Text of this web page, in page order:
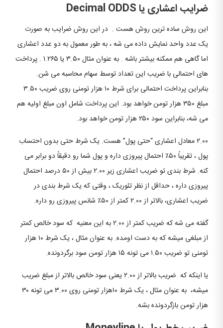
ضرایب اعشاری یا Decimal ODDS
این روش ساده ترین روش هست . در این روش ضرایب به صورت
یک عدد واحد نمایش داده می شه ، به طور معمول به دو عدد اعشاری
اما گاهی هم ممکنه بیشتر باشه . به عنوان مثال ۳.۵۰ یا ۱.۲۶۵ . پرداخت
های احتمالی با ضریب این تعداد توسط سهام محاسبه می شن.
بنابراین پرداخت احتمالی برای شرط ۱۰ هزار تومنی روی ضریب ۳.۵۰
مبلغ ۳۵۰ هزار تومن خواهد بود. این پرداخت شامل اون مبلغ اولیه هم
می شه، بنابراین سود ۲۵۰ هزار تومن خواهد بود.
۲.۰۰ معادل اعشاری “حتی پول” هست. یک شرط حتی بدون احتساب
پول ، تقریباً ۵۰٪ احتمال پیروزی داره و پول شما رو دقیقاً دو برابر می
کنه. شرط بندی تو ضریب اعشاری زیر ۲.۰۰ بیش از ۵۰ درصد احتمال
پیروزی داره ، حداقل از نظر تئوریک ، وقتی که یک شرط بندی در
ضریب اعشاری، بالاتر از ۲.۰۰ کمتر از ۵۰٪ شانس پیروزی رو داره.
گفته می شه که ضریب کمتر از ۲.۰۰ به این معنیه که سود خالص کمتر
از مبلغی میشه که به دست اومده. به عنوان مثال ، یک شرط ۱۰ هزار
تومنی تو ضریب ۱.۵۰ می تونه ۱۵ هزار تومن سود برگردونده.
یا اینکه که ضریب بالاتر از ۲.۰۰ یعنی سود خالص بالاتر از مبلغ ضریب
میشه، به عنوان مثال ، یک شرط ۱۰هزار تومنی روی ۳.۰۰ می تونه ۳۰
هزار تومن بازگردونده بشه.